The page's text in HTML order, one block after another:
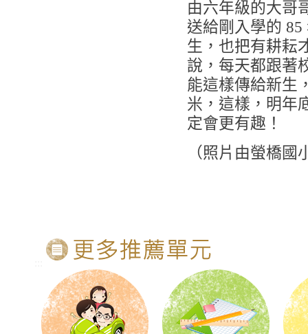
由六年級的大哥
送給剛入學的 85
生，也把有耕耘
說，每天都跟著
能這樣傳給新生
米，這樣，明年
定會更有趣！
（照片由螢橋國